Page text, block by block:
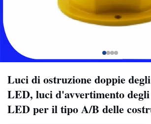
Luci di ostruzione doppie
LED, luci d'avvertimento
LED per il tipo A/B delle